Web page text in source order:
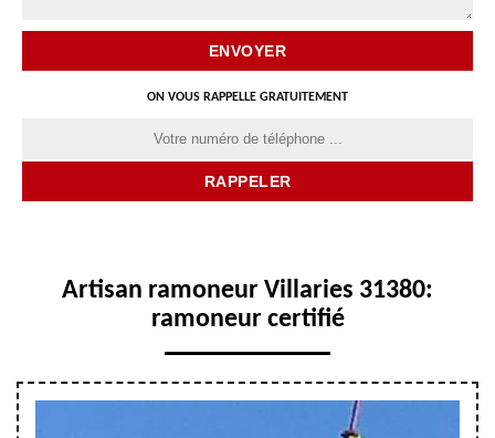
ON VOUS RAPPELLE GRATUITEMENT
Artisan ramoneur Villaries 31380:
ramoneur certifié